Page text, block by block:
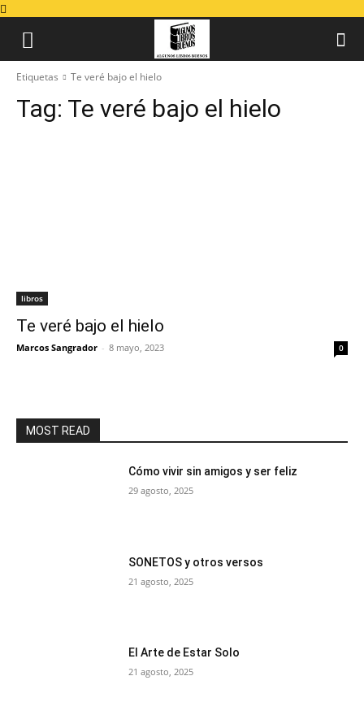
Etiquetas Te veré bajo el hielo
Tag: Te veré bajo el hielo
libros
Te veré bajo el hielo
Marcos Sangrador - 8 mayo, 2023 0
MOST READ
Cómo vivir sin amigos y ser feliz
29 agosto, 2025
SONETOS y otros versos
21 agosto, 2025
El Arte de Estar Solo
21 agosto, 2025